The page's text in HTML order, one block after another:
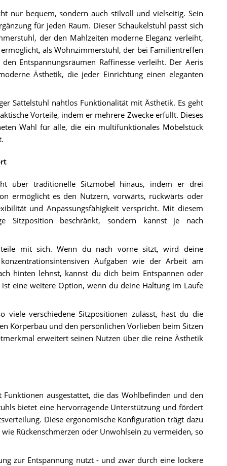
nur bequem, sondern auch stilvoll und vielseitig. Sein
für jeden Raum. Dieser Schaukelstuhl passt sich
der den Mahlzeiten moderne Eleganz verleiht,
als Wohnzimmerstuhl, der bei Familientreffen
Entspannungsräumen Raffinesse verleiht. Der Aeris
Ästhetik, die jeder Einrichtung einen eleganten
Sattelstuhl nahtlos Funktionalität mit Ästhetik. Es geht
Vorteile, indem er mehrere Zwecke erfüllt. Dieses
Wahl für alle, die ein multifunktionales Möbelstück
über traditionelle Sitzmöbel hinaus, indem er drei
ermöglicht es den Nutzern, vorwärts, rückwärts oder
und Anpassungsfähigkeit verspricht. Mit diesem
Sitzposition beschränkt, sondern kannst je nach
mit sich. Wenn du nach vorne sitzt, wird deine
Aufgaben wie der Arbeit am
hinten lehnst, kannst du dich beim Entspannen oder
eine weitere Option, wenn du deine Haltung im Laufe
viele verschiedene Sitzpositionen zulässt, hast du die
Körperbau und den persönlichen Vorlieben beim Sitzen
erweitert seinen Nutzen über die reine Ästhetik
ausgestattet, die das Wohlbefinden und den
bietet eine hervorragende Unterstützung und fördert
Diese ergonomische Konfiguration trägt dazu
Rückenschmerzen oder Unwohlsein zu vermeiden, so
zur Entspannung nutzt - und zwar durch eine lockere